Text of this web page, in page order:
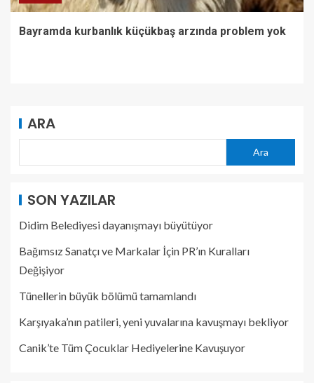
Bayramda kurbanlık küçükbaş arzında problem yok
ARA
Ara
SON YAZILAR
Didim Belediyesi dayanışmayı büyütüyor
Bağımsız Sanatçı ve Markalar İçin PR’ın Kuralları
Değişiyor
Tünellerin büyük bölümü tamamlandı
Karşıyaka’nın patileri, yeni yuvalarına kavuşmayı bekliyor
Canik’te Tüm Çocuklar Hediyelerine Kavuşuyor